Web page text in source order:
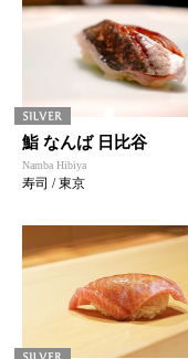
鮨 なんば 日比谷
Namba Hibiya
寿司 / 東京